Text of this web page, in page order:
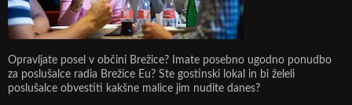
Opravljate posel v občini Brežice? Imate posebno ugodno ponudbo
za poslušalce radia Brežice Eu? Ste gostinski lokal in bi želeli
poslušalce obvestiti kakšne malice jim nudite danes?